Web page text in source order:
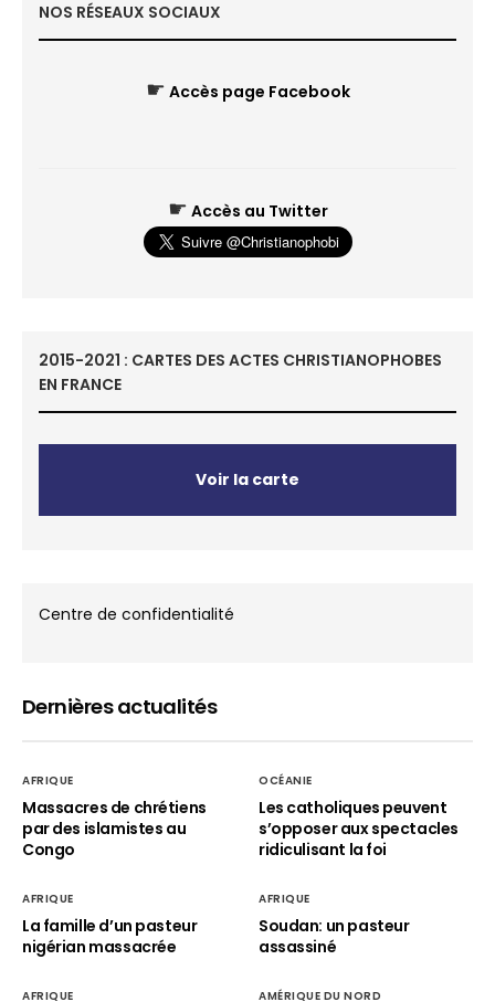
NOS RÉSEAUX SOCIAUX
☛ Accès page Facebook
☛ Accès au Twitter
2015-2021 : CARTES DES ACTES CHRISTIANOPHOBES
EN FRANCE
Voir la carte
Centre de confidentialité
Dernières actualités
AFRIQUE
Massacres de chrétiens
par des islamistes au
Congo
OCÉANIE
Les catholiques peuvent
s’opposer aux spectacles
ridiculisant la foi
AFRIQUE
La famille d’un pasteur
nigérian massacrée
AFRIQUE
Soudan: un pasteur
assassiné
AFRIQUE AMÉRIQUE DU NORD